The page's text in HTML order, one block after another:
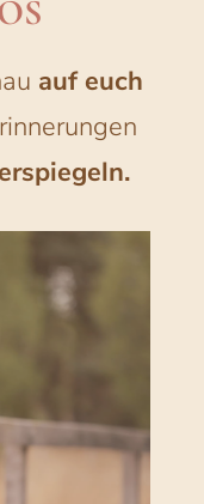
auf euch